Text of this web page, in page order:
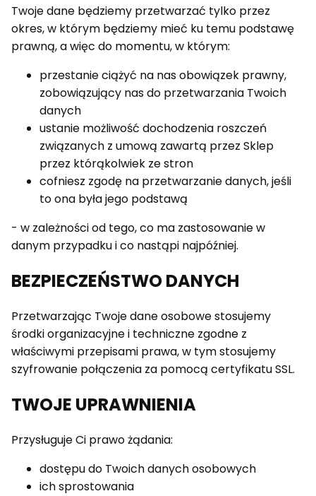
Twoje dane będziemy przetwarzać tylko przez
okres, w którym będziemy mieć ku temu podstawę
prawną, a więc do momentu, w którym:
przestanie ciążyć na nas obowiązek prawny,
zobowiązujący nas do przetwarzania Twoich
danych
ustanie możliwość dochodzenia roszczeń
związanych z umową zawartą przez Sklep
przez którąkolwiek ze stron
cofniesz zgodę na przetwarzanie danych, jeśli
to ona była jego podstawą
- w zależności od tego, co ma zastosowanie w
danym przypadku i co nastąpi najpóźniej.
BEZPIECZEŃSTWO DANYCH
Przetwarzając Twoje dane osobowe stosujemy
środki organizacyjne i techniczne zgodne z
właściwymi przepisami prawa, w tym stosujemy
szyfrowanie połączenia za pomocą certyfikatu SSL.
TWOJE UPRAWNIENIA
Przysługuje Ci prawo żądania:
dostępu do Twoich danych osobowych
ich sprostowania